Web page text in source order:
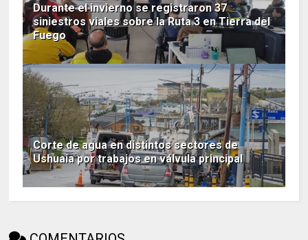
Durante el invierno se registraron 37
siniestros viales sobre la Ruta 3 en Tierra del
Fuego
Corte de agua en distintos sectores de
Ushuaia por trabajos en válvula principal